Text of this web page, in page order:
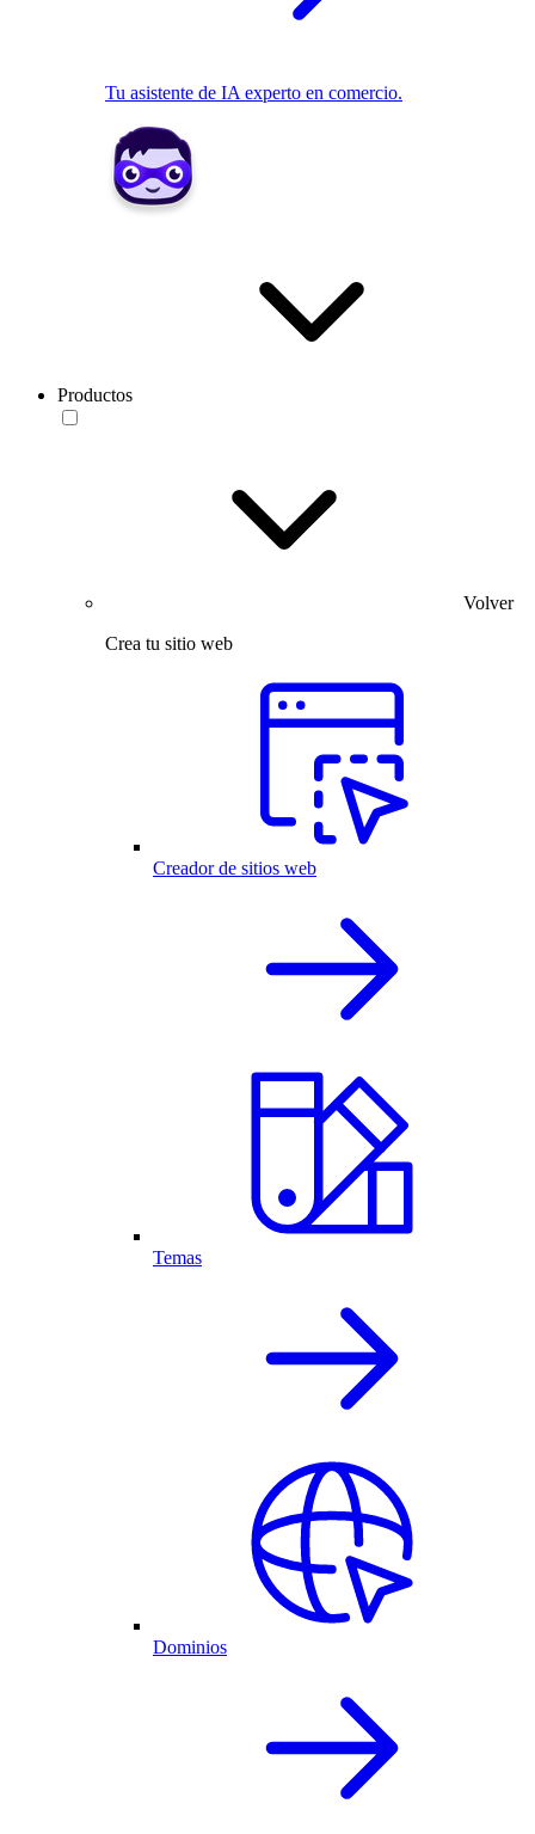
Tu asistente de IA experto en comercio.
Productos
Volver
Crea tu sitio web
Creador de sitios web
Temas
Dominios